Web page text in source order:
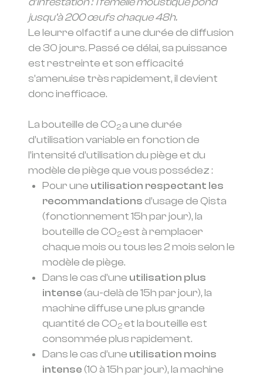
jusqu’à 200 œufs chaque 48h.
Le leurre olfactif a une durée de diffusion
de 30 jours. Passé ce délai, sa puissance
est restreinte et son efficacité
s’amenuise très rapidement, il devient
donc inefficace.
La bouteille de CO2 a une durée
d’utilisation variable en fonction de
l’intensité d’utilisation du piège et du
modèle de piège que vous possédez :
Pour une utilisation respectant les
recommandationsd’usage de Qista
(fonctionnement 15h par jour), la
bouteille de CO2est à remplacer
chaque mois ou tous les 2 mois selon le
modèle de piège.
Dans le cas d’une utilisation plus
intense (au-delà de 15h par jour), la
machine diffuse une plus grande
quantité de CO2 et la bouteille est
consommée plus rapidement.
Dans le cas d’une utilisation moins
intense (10 à 15h par jour), la machine